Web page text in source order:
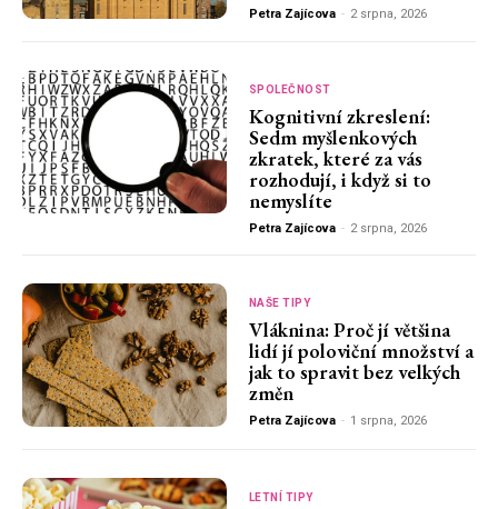
Petra Zajícova - 2 srpna, 2026
SPOLEČNOST
Kognitivní zkreslení:
Sedm myšlenkových
zkratek, které za vás
rozhodují, i když si to
nemyslíte
Petra Zajícova - 2 srpna, 2026
NAŠE TIPY
Vláknina: Proč jí většina
lidí jí poloviční množství a
jak to spravit bez velkých
změn
Petra Zajícova - 1 srpna, 2026
LETNÍ TIPY